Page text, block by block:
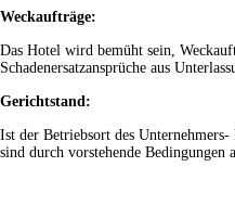
Weckaufträge:
Das Hotel wird bemüht sein,
Schadenersatzansprüche aus
Gerichtstand:
Ist der Betriebsort des
sind durch vorstehende Bedingungen